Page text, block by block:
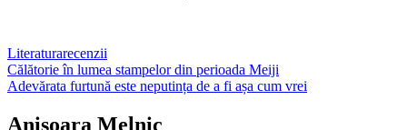
Literaturarecenzii
Post
navigation
Călătorie în lumea stampelor din perioada Meiji
Adevărata furtună este neputința de a fi așa cum vrei
Anișoara Melnic